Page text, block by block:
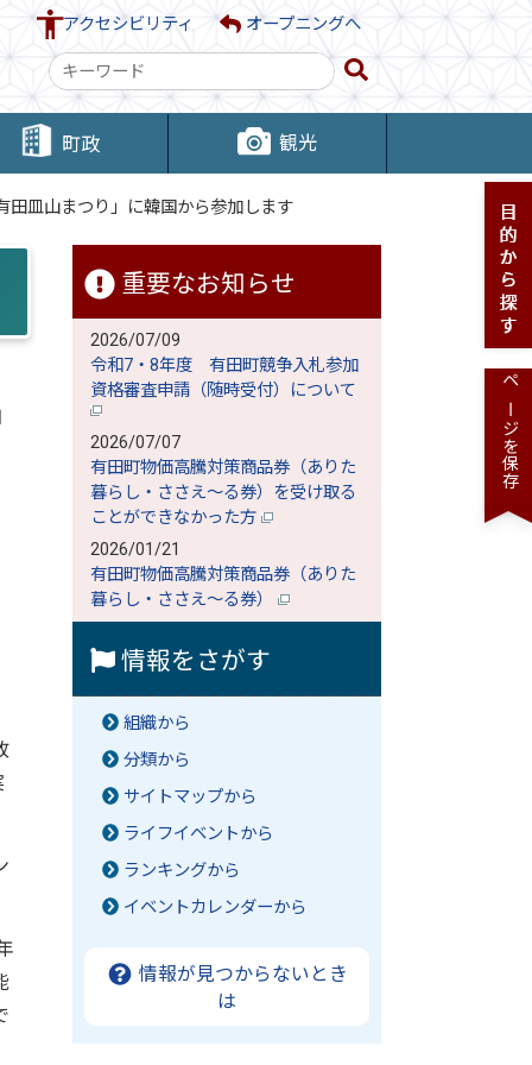
アクセシビリティ オープニングへ
検
索
キ
ー
ー
町政 観光
田皿山まつり」に韓国から参加します
重要なお知らせ
2026/07/09
令和7・8年度 有田町競争入札参加
資格審査申請（随時受付）について
2026/07/07
有田町物価高騰対策商品券（ありた
暮らし・ささえ～る券）を受け取る
ことができなかった方
2026/01/21
有田町物価高騰対策商品券（ありた
暮らし・ささえ～る券）
情報をさがす
組織から
分類から
サイトマップから
ライフイベントから
ランキングから
イベントカレンダーから
情報が見つからないとき
は
ページを保存